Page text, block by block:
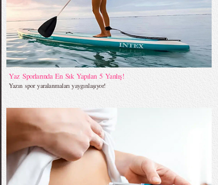
Yaz Sporlarında En Sık Yapılan 5 Yanlış!
Yazın spor yaralanmaları yaygınlaşıyor!